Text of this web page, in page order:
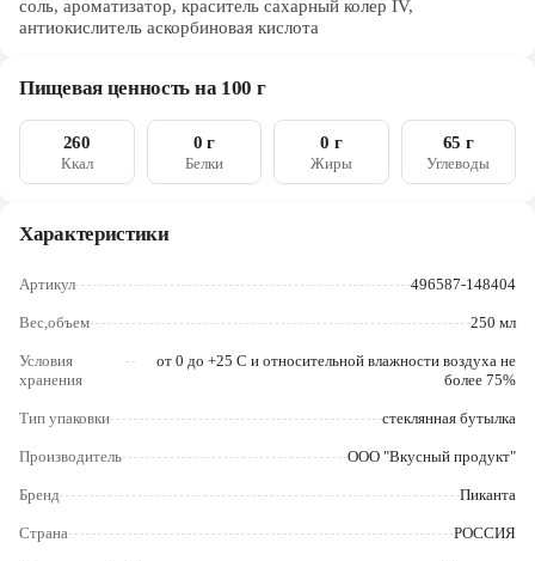
Новодвинск
Северодвинск
Череповец
соль, ароматизатор, краситель сахарный колер IV,
антиокислитель аскорбиновая кислота
Пищевая ценность на 100 г
260
Ккал
0 г
Белки
0 г
Жиры
65 г
Углеводы
Характеристики
Артикул 496587-148404
Вес,объем 250 мл
Условия
хранения
от 0 до +25 С и относительной влажности воздуха не
более 75%
Тип упаковки стеклянная бутылка
Производитель ООО "Вкусный продукт"
Бренд Пиканта
Страна РОССИЯ